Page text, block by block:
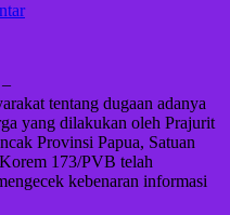
–
tentang dugaan adanya
yang dilakukan oleh Prajurit
Provinsi Papua, Satuan
173/PVB telah
kebenaran informasi